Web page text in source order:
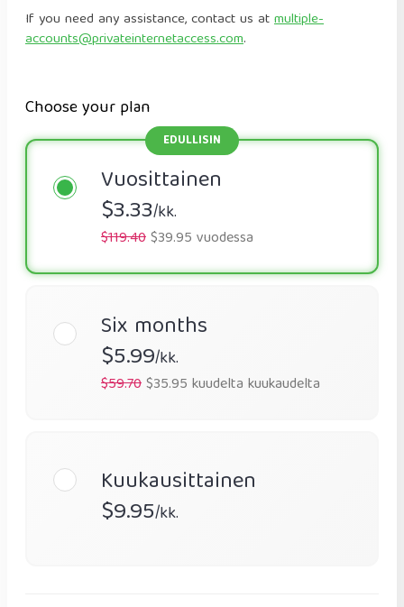
If you need any assistance, contact us atmultiple-
accounts@privateinternetaccess.com.
Choose your plan
Vuosittainen
$3.33/kk.
$119.40$39.95 vuodessa
Six months
$5.99/kk.
$59.70$35.95 kuudelta kuukaudelta
Kuukausittainen
$9.95/kk.